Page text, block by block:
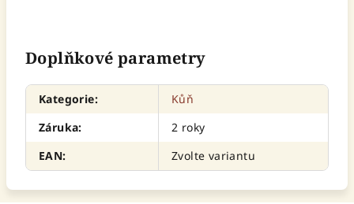
Doplňkové parametry
Kategorie:
Kůň
Záruka:
2 roky
EAN: Zvolte variantu